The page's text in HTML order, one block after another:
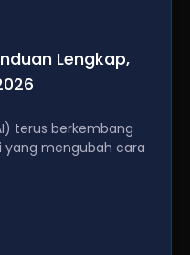
Lengkap,
terus berkembang
yang mengubah cara